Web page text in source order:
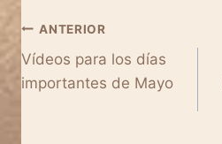
Navegación
de
ANTERIOR
Vídeos para los días